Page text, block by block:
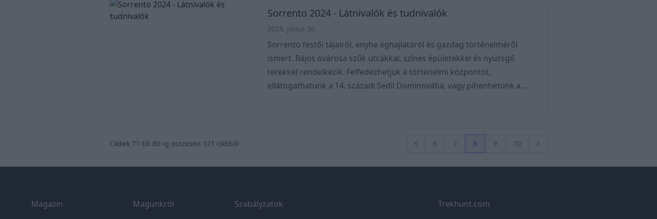
központi találkozóh
Sorrento 2024 - Látnivalók és tudnivalók
2023. július 30.
Sorrento festői tájairól, enyhe éghajlatáról és gazdag történelméről
ismert. Bájos óvárosa szűk utcákkal, színes épületekkel és nyüzsgő
terekkel rendelkezik. Felfedezhetjük a történelmi központot,
ellátogathatunk a 14. századi Sedil Dominovába, vagy pihenhetünk a
Cikkek 71 -től 80-ig összesen 121 cikkből Előző oldal
6 7 8 9 10 Következő oldal
Magazin
Magunkról
Szabályzatok
Trekhunt.com